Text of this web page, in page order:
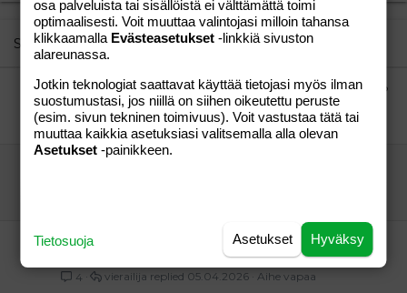
22
26
Times New Roman
Trebuchet MS
Similar threads
Uusi vuokra-asunto, riittääkö suullinen sopimus?
vierailija Aihe vapaa
21
Aihe vapaa
01.08.2021
vierailija
Lasteni suusta kuultua.
4
Aihe vapaa
05.04.2026
vierailija
osa palveluista tai sisällöistä ei välttämättä toimi
optimaalisesti. Voit muuttaa valintojasi milloin tahansa
klikkaamalla Evästeasetukset -linkkiä sivuston
alareunassa.
Jotkin teknologiat saattavat käyttää tietojasi myös ilman
suostumustasi, jos niillä on siihen oikeutettu peruste
(esim. sivun tekninen toimivuus). Voit vastustaa tätä tai
muuttaa kaikkia asetuksiasi valitsemalla alla olevan
Asetukset -painikkeen.
Hyväksy
Asetukset
Tietosuoja